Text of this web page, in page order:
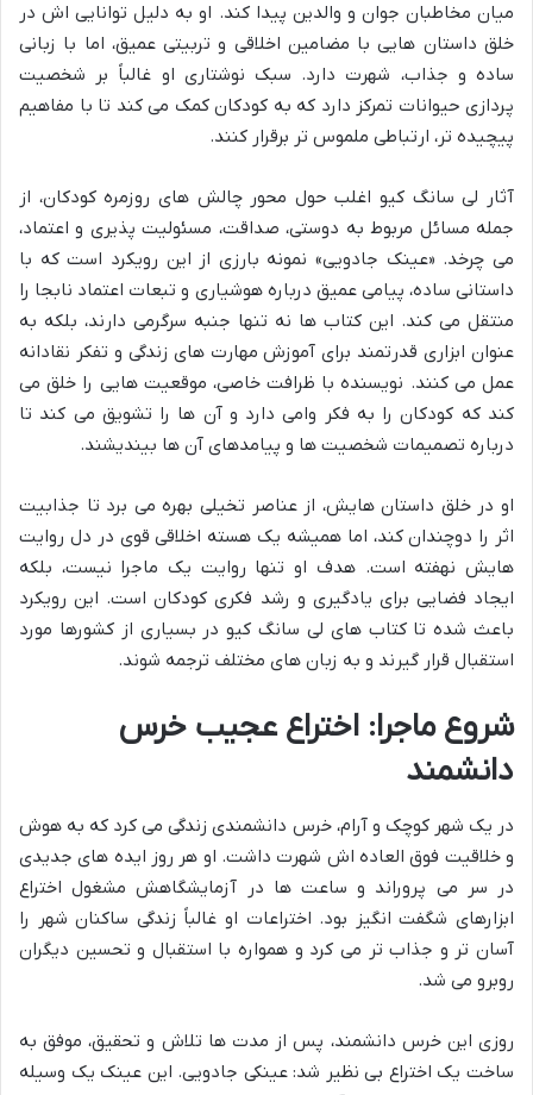
میان مخاطبان جوان و والدین پیدا کند. او به دلیل توانایی اش در
خلق داستان هایی با مضامین اخلاقی و تربیتی عمیق، اما با زبانی
ساده و جذاب، شهرت دارد. سبک نوشتاری او غالباً بر شخصیت
پردازی حیوانات تمرکز دارد که به کودکان کمک می کند تا با مفاهیم
پیچیده تر، ارتباطی ملموس تر برقرار کنند.
آثار لی سانگ کیو اغلب حول محور چالش های روزمره کودکان، از
جمله مسائل مربوط به دوستی، صداقت، مسئولیت پذیری و اعتماد،
می چرخد. «عینک جادویی» نمونه بارزی از این رویکرد است که با
داستانی ساده، پیامی عمیق درباره هوشیاری و تبعات اعتماد نابجا را
منتقل می کند. این کتاب ها نه تنها جنبه سرگرمی دارند، بلکه به
عنوان ابزاری قدرتمند برای آموزش مهارت های زندگی و تفکر نقادانه
عمل می کنند. نویسنده با ظرافت خاصی، موقعیت هایی را خلق می
کند که کودکان را به فکر وامی دارد و آن ها را تشویق می کند تا
درباره تصمیمات شخصیت ها و پیامدهای آن ها بیندیشند.
او در خلق داستان هایش، از عناصر تخیلی بهره می برد تا جذابیت
اثر را دوچندان کند، اما همیشه یک هسته اخلاقی قوی در دل روایت
هایش نهفته است. هدف او تنها روایت یک ماجرا نیست، بلکه
ایجاد فضایی برای یادگیری و رشد فکری کودکان است. این رویکرد
باعث شده تا کتاب های لی سانگ کیو در بسیاری از کشورها مورد
استقبال قرار گیرند و به زبان های مختلف ترجمه شوند.
شروع ماجرا: اختراع عجیب خرس
دانشمند
در یک شهر کوچک و آرام، خرس دانشمندی زندگی می کرد که به هوش
و خلاقیت فوق العاده اش شهرت داشت. او هر روز ایده های جدیدی
در سر می پروراند و ساعت ها در آزمایشگاهش مشغول اختراع
ابزارهای شگفت انگیز بود. اختراعات او غالباً زندگی ساکنان شهر را
آسان تر و جذاب تر می کرد و همواره با استقبال و تحسین دیگران
روبرو می شد.
روزی این خرس دانشمند، پس از مدت ها تلاش و تحقیق، موفق به
ساخت یک اختراع بی نظیر شد: عینکی جادویی. این عینک یک وسیله